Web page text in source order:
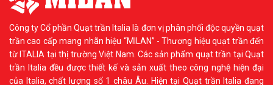
Công ty Cổ phần Quạt trần Italia là đơn vị phân phối độc quyền quạt
trần cao cấp mang nhãn hiệu “MILAN” - Thương hiệu quạt trần đến
từ ITALIA tại thị trường Việt Nam. Các sản phẩm quạt trần tại Quạt
trần Italia đều được thiết kế và sản xuất theo công nghệ hiện đại
của Italia, chất lượng số 1 châu Âu. Hiện tại Quạt trần Italia đang